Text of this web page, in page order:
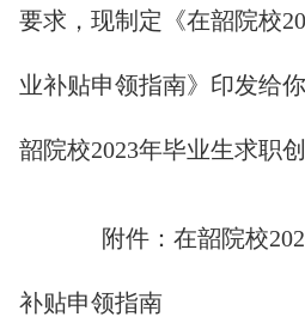
要求，现制定《在韶院校
业补贴申领指南》印发给
韶院校2023年毕业生求职
附件：在韶院校
补贴申领指南